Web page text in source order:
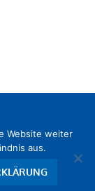
imLandesverband
Website weiter
aus.